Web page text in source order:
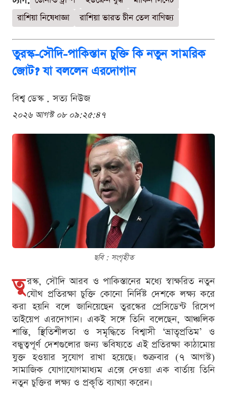
রাশিয়া নিষেধাজ্ঞা
রাশিয়া ভারত চীন তেল বাণিজ্য
তুরস্ক-সৌদি-পাকিস্তান চুক্তি কি নতুন সামরিক
জোট? যা বললেন এরদোগান
বিশ্ব ডেস্ক . সত্য নিউজ
২০২৬ আগস্ট ০৮ ০৯:২৫:৪৭
ছবি : সংগৃহীত
তু রস্ক, সৌদি আরব ও পাকিস্তানের মধ্যে স্বাক্ষরিত নতুন
যৌথ প্রতিরক্ষা চুক্তি কোনো নির্দিষ্ট দেশকে লক্ষ্য করে
করা হয়নি বলে জানিয়েছেন তুরস্কের প্রেসিডেন্ট রিসেপ
তাইয়েপ এরদোগান। একই সঙ্গে তিনি বলেছেন, আঞ্চলিক
শান্তি, স্থিতিশীলতা ও সমৃদ্ধিতে বিশ্বাসী ‘ভ্রাতৃপ্রতিম’ ও
বন্ধুত্বপূর্ণ দেশগুলোর জন্য ভবিষ্যতে এই প্রতিরক্ষা কাঠামোয়
যুক্ত হওয়ার সুযোগ রাখা হয়েছে। শুক্রবার (৭ আগস্ট)
সামাজিক যোগাযোগমাধ্যম এক্সে দেওয়া এক বার্তায় তিনি
নতুন চুক্তির লক্ষ্য ও প্রকৃতি ব্যাখ্যা করেন।